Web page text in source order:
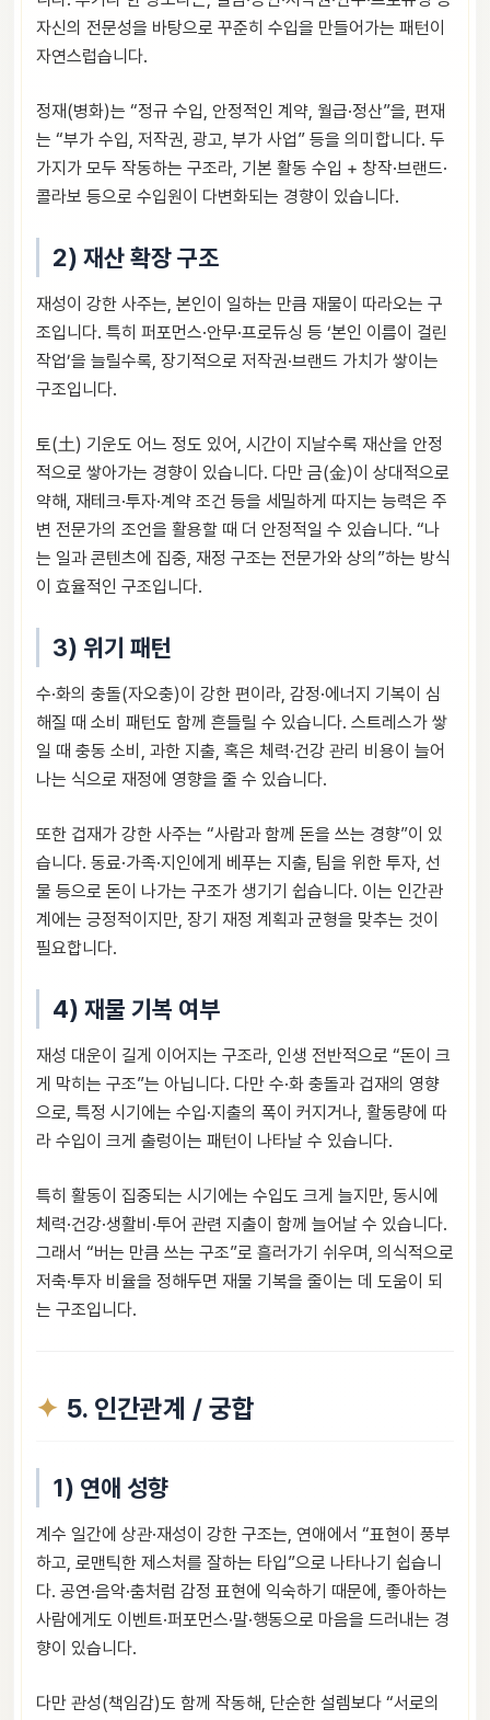
자신의 전문성을 바탕으로 꾸준히 수입을 만들어가는 패턴이
자연스럽습니다.
정재(병화)는 “정규 수입, 안정적인 계약, 월급·정산”을, 편재
는 “부가 수입, 저작권, 광고, 부가 사업” 등을 의미합니다. 두
가지가 모두 작동하는 구조라, 기본 활동 수입 + 창작·브랜드·
콜라보 등으로 수입원이 다변화되는 경향이 있습니다.
2) 재산 확장 구조
재성이 강한 사주는, 본인이 일하는 만큼 재물이 따라오는 구
조입니다. 특히 퍼포먼스·안무·프로듀싱 등 ‘본인 이름이 걸린
작업’을 늘릴수록, 장기적으로 저작권·브랜드 가치가 쌓이는
구조입니다.
토(土) 기운도 어느 정도 있어, 시간이 지날수록 재산을 안정
적으로 쌓아가는 경향이 있습니다. 다만 금(金)이 상대적으로
약해, 재테크·투자·계약 조건 등을 세밀하게 따지는 능력은 주
변 전문가의 조언을 활용할 때 더 안정적일 수 있습니다. “나
는 일과 콘텐츠에 집중, 재정 구조는 전문가와 상의”하는 방식
이 효율적인 구조입니다.
3) 위기 패턴
수·화의 충돌(자오충)이 강한 편이라, 감정·에너지 기복이 심
해질 때 소비 패턴도 함께 흔들릴 수 있습니다. 스트레스가 쌓
일 때 충동 소비, 과한 지출, 혹은 체력·건강 관리 비용이 늘어
나는 식으로 재정에 영향을 줄 수 있습니다.
또한 겁재가 강한 사주는 “사람과 함께 돈을 쓰는 경향”이 있
습니다. 동료·가족·지인에게 베푸는 지출, 팀을 위한 투자, 선
물 등으로 돈이 나가는 구조가 생기기 쉽습니다. 이는 인간관
계에는 긍정적이지만, 장기 재정 계획과 균형을 맞추는 것이
필요합니다.
4) 재물 기복 여부
재성 대운이 길게 이어지는 구조라, 인생 전반적으로 “돈이 크
게 막히는 구조”는 아닙니다. 다만 수·화 충돌과 겁재의 영향
으로, 특정 시기에는 수입·지출의 폭이 커지거나, 활동량에 따
라 수입이 크게 출렁이는 패턴이 나타날 수 있습니다.
특히 활동이 집중되는 시기에는 수입도 크게 늘지만, 동시에
체력·건강·생활비·투어 관련 지출이 함께 늘어날 수 있습니다.
그래서 “버는 만큼 쓰는 구조”로 흘러가기 쉬우며, 의식적으로
저축·투자 비율을 정해두면 재물 기복을 줄이는 데 도움이 되
는 구조입니다.
5. 인간관계 / 궁합
1) 연애 성향
계수 일간에 상관·재성이 강한 구조는, 연애에서 “표현이 풍부
하고, 로맨틱한 제스처를 잘하는 타입”으로 나타나기 쉽습니
다. 공연·음악·춤처럼 감정 표현에 익숙하기 때문에, 좋아하는
사람에게도 이벤트·퍼포먼스·말·행동으로 마음을 드러내는 경
향이 있습니다.
다만 관성(책임감)도 함께 작동해, 단순한 설렘보다 “서로의